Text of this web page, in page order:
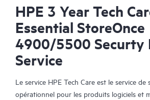
HPE 3 Year Tech
Essential StoreOnce
4900/5500 Securty
Service
Le service HPE Tech Care est le service de
opérationnel pour les produits logiciels et